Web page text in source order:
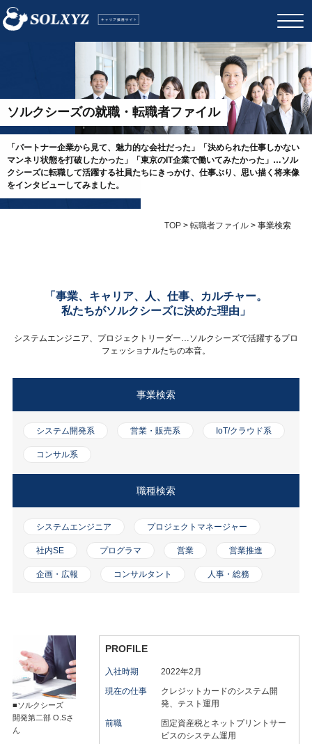
ソルクシーズの就職・転職者ファイル
「パートナー企業から見て、魅力的な会社だった」「決められた仕事しかない
マンネリ状態を打破したかった」「東京のIT企業で働いてみたかった」…ソル
クシーズに転職して活躍する社員たちにきっかけ、仕事ぶり、思い描く将来像
をインタビューしてみました。
TOP >転職者ファイル >事業検索
「事業、キャリア、人、仕事、カルチャー。
私たちがソルクシーズに決めた理由」
システムエンジニア、プロジェクトリーダー…ソルクシーズで活躍するプロ
フェッショナルたちの本音。
事業検索
システム開発系 営業・販売系 IoT/クラウド系
コンサル系
職種検索
システムエンジニア プロジェクトマネージャー
社内SE プログラマ 営業 営業推進
企画・広報 コンサルタント 人事・総務
■ソルクシーズ
開発第二部 O.Sさ
ん
PROFILE
入社時期
2022年2月
現在の仕事
クレジットカードのシステム開
発、テスト運用
前職
固定資産税とネットプリントサー
ビスのシステム運用